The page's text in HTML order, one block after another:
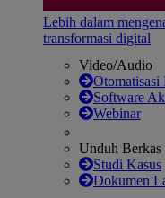
Lebih dalam
transformasi digital
Video/Audio
Otomatisasi
Software
Webinar
Unduh Berkas
Studi Kasus
Dokumen